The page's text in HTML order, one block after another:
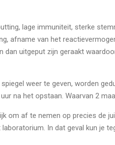
lage immuniteit, sterke
afname van het
uitgeput zijn geraakt
weer te geven, worden
na het opstaan. Waarvan 2
om af te nemen op precies de
In dat geval kun je